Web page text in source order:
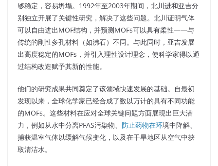
够稳定，容易坍塌。1992年至2003年期间，北川进和亚吉分
别独立开展了关键性研究，解决了这些问题。北川证明气体
可以自由进出MOF结构，并预测MOFs可以具有柔性——与
传统的刚性多孔材料（如沸石）不同。与此同时，亚吉发展
出高度稳定的MOFs，并引入理性设计理念，使科学家得以通
过结构改造赋予其新的性能。
他们的研究成果共同奠定了该领域快速发展的基础。自最初
发现以来，全球化学家已经合成了数以万计的具有不同功能
的MOFs。这些材料在应对全球关键问题方面展现出巨大潜
力，例如从水中分离PFAS污染物、 防止药物在环境中降解、
捕获温室气体以缓解气候变化，以及在干旱地区从空气中获
取清洁水。